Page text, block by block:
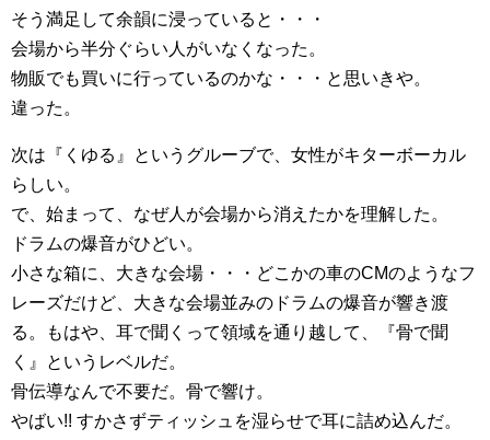
そう満足して余韻に浸っていると・・・
会場から半分ぐらい人がいなくなった。
物販でも買いに行っているのかな・・・と思いきや。
違った。
次は『くゆる』というグルーブで、女性がキターボーカル
らしい。
で、始まって、なぜ人が会場から消えたかを理解した。
ドラムの爆音がひどい。
小さな箱に、大きな会場・・・どこかの車のCMのようなフ
レーズだけど、大きな会場並みのドラムの爆音が響き渡
る。もはや、耳で聞くって領域を通り越して、『骨で聞
く』というレベルだ。
骨伝導なんで不要だ。骨で響け。
やばい!! すかさずティッシュを湿らせで耳に詰め込んだ。